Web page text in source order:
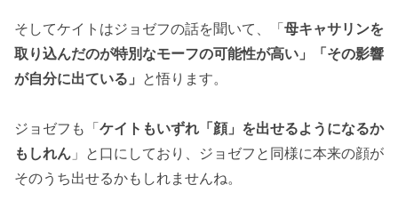
そしてケイトはジョゼフの話を聞いて、「母キャサリンを
取り込んだのが特別なモーフの可能性が高い」「その影響
が自分に出ている」 と悟ります。
ジョゼフも「ケイトもいずれ「顔」を出せるようになるか
もしれん 」と口にしており、ジョゼフと同様に本来の顔が
そのうち出せるかもしれませんね。